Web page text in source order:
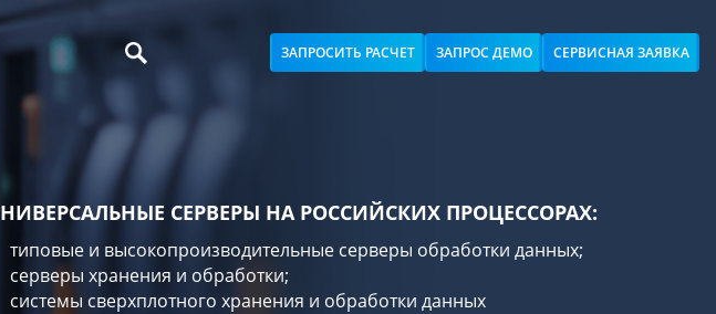
ЗАПРОСИТЬ РАСЧЕТ ЗАПРОС ДЕМО СЕРВИСНАЯ ЗАЯВКА
СЕРВЕРЫ НА РОССИЙСКИХ ПРОЦЕССОРАХ:
типовые и высокопроизводительные серверы обработки данных;
серверы хранения и обработки;
системы сверхплотного хранения и обработки данных